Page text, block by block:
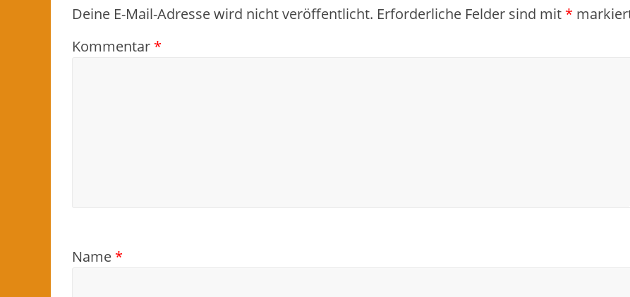
Deine E-Mail-Adresse wird nicht veröffentlicht. Erforderliche Felder sind mit *
Kommentar *
Name *